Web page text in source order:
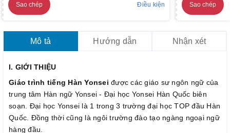
Sao chép Điều kiện Sao chép
Mô tả Hướng dẫn Nhận xét
I. GIỚI THIỆU
Giáo trình tiếng Hàn Yonsei được các giáo sư ngôn ngữ của
trung tâm Hàn ngữ Yonsei - Đại học Yonsei Hàn Quốc biên
soạn. Đại học Yonsei là 1 trong 3 trường đại học TOP đầu Hàn
Quốc. Đồng thời cũng là ngôi trường đào tạo ngàng ngoại ngữ
hàng đầu.